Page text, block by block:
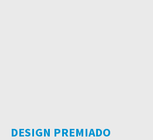
DESIGN PREMIADO